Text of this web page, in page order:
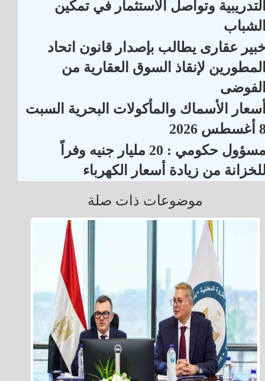
وتواصل الاستثمار في تمكين
عقارى يطالب بإصدار قانون اتحاد
لإنقاذ السوق العقارية من
الأسماك والمأكولات البحرية السبت
2026
مسؤول حكومي : 20 مليار جنيه وفراً
من زيادة أسعار الكهرباء
موضوعات ذات صلة